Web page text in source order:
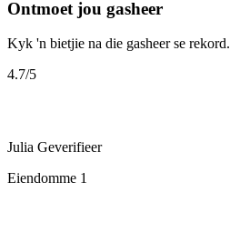
Ontmoet jou gasheer
Kyk 'n bietjie na die gasheer se rekord.
4.7/5
Julia Geverifieer
Eiendomme 1